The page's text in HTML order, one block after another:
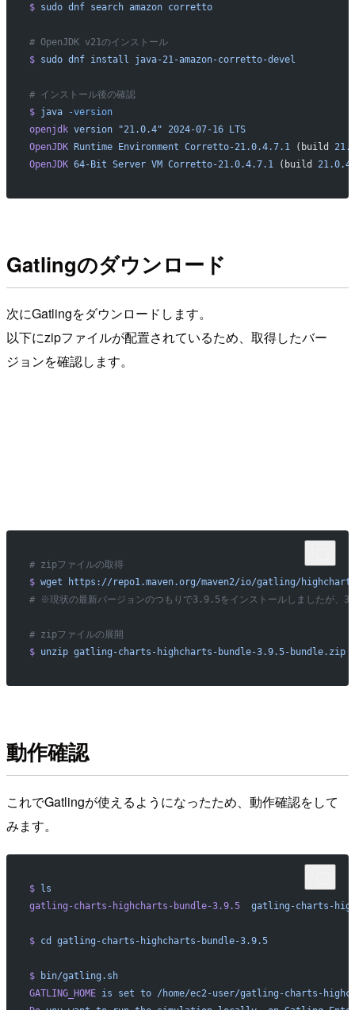
$ sudo dnf search amazon corretto
# OpenJDK v21のインストール
$ sudo dnf install java-21-amazon-corretto-devel
# インストール後の確認
$ java -version
openjdk version "21.0.4" 2024-07-16 LTS
OpenJDK Runtime Environment Corretto-21.0.4.7.1 (build
OpenJDK 64-Bit Server VM Corretto-21.0.4.7.1 (build
Gatlingのダウンロード
次にGatlingをダウンロードします。
以下にzipファイルが配置されているため、取得したバー
ジョンを確認します。
# zipファイルの取得
$ wget https://repo1.maven.org/maven2/io/gatling/
# ※現状の最新バージョンのつもりで3.9.5をインストールしましたが、
# zipファイルの展開
$ unzip gatling-charts-highcharts-bundle-3.9.5-bundle.zip
動作確認
これでGatlingが使えるようになったため、動作確認をして
みます。
$ ls
gatling-charts-highcharts-bundle-3.9.5
gatling-charts-
$ cd gatling-charts-highcharts-bundle-3.9.5
$ bin/gatling.sh
GATLING_HOME is set to /home/ec2-user/gatling-charts-